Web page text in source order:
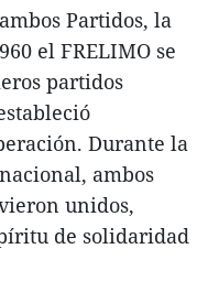
Partidos, la
el FRELIMO se
partidos
Durante la
ambos
unidos,
de solidaridad